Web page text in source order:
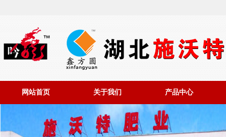
网站首页 关于我们 产品中心